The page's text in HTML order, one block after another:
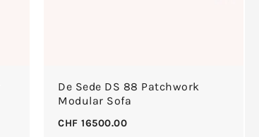
De Sede DS 88 Patchwork
Modular Sofa
CHF 16500.00